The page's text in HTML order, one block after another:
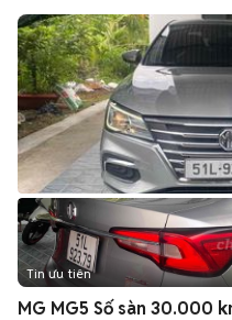
Tin ưu tiên
MG MG5 Số sàn 30.000